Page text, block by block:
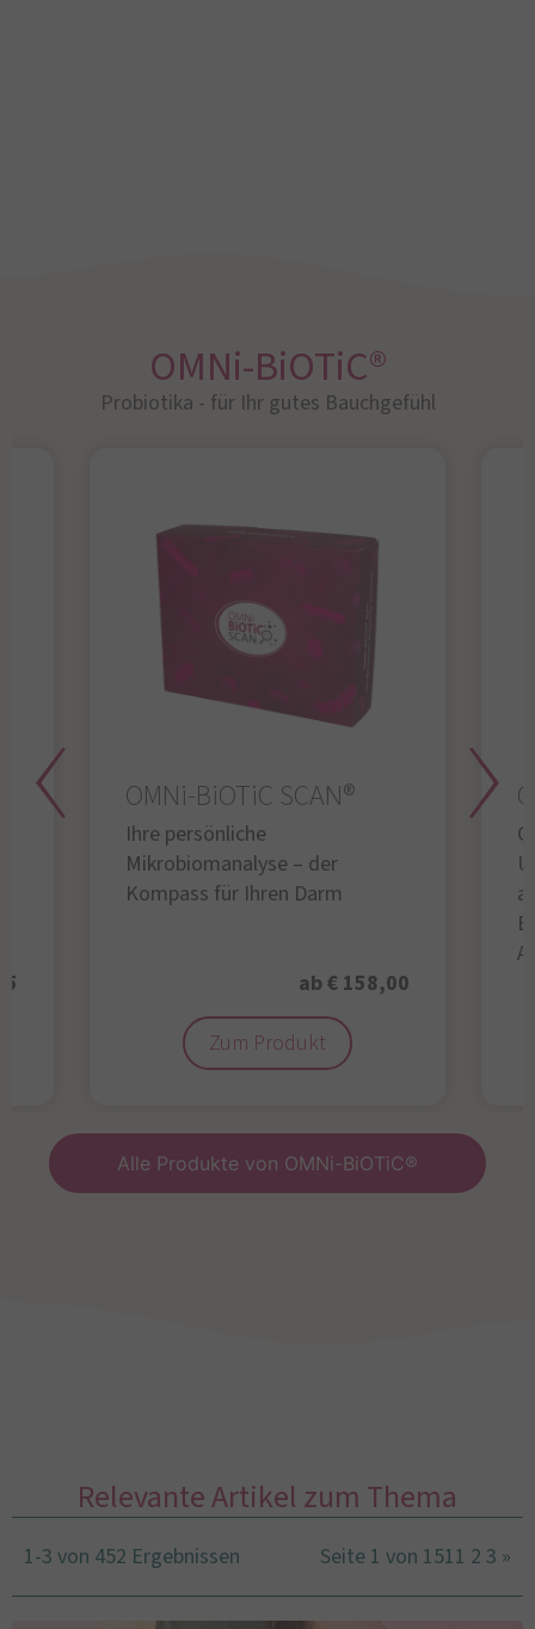
OMNi-BiOTiC®
Probiotika - für Ihr gutes Bauchgefühl​
OMNi-BiOTiC SCAN®
Ihre persönliche
Mikrobiomanalyse – der
Kompass für Ihren Darm
ab € 158,00
Zum Produkt
Alle Produkte von OMNi-BiOTiC®
Relevante Artikel zum Thema
1-3 von 452 Ergebnissen Seite 1 von 1511 2 3 »